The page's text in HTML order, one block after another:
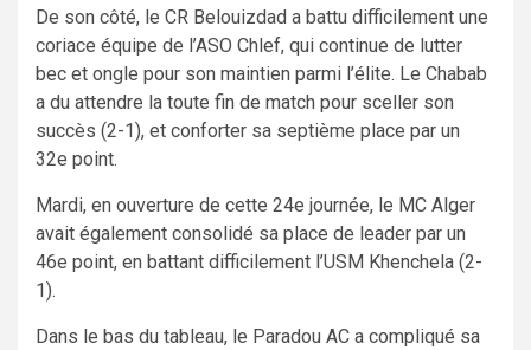
De son côté, le CR Belouizdad a battu difficilement une
coriace équipe de l’ASO Chlef, qui continue de lutter
bec et ongle pour son maintien parmi l’élite. Le Chabab
a du attendre la toute fin de match pour sceller son
succès (2-1), et conforter sa septième place par un
32e point.
Mardi, en ouverture de cette 24e journée, le MC Alger
avait également consolidé sa place de leader par un
46e point, en battant difficilement l’USM Khenchela (2-
1).
Dans le bas du tableau, le Paradou AC a compliqué sa